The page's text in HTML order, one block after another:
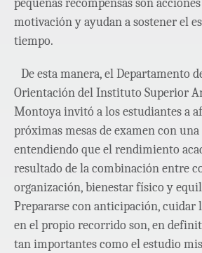
pequeñas recompensas son
motivación y ayudan a sostener el
tiempo.
De esta manera, el Departamento
Orientación del Instituto Superior
Montoya invitó a los estudiantes a
próximas mesas de examen con
entendiendo que el rendimiento
resultado de la combinación entre
organización, bienestar físico y
Prepararse con anticipación, cuidar
en el propio recorrido son, en
tan importantes como el estudio